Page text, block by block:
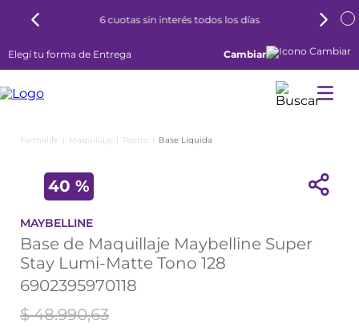
6 cuotas sin interés todos los días
Elegí tu forma de Entrega Cambiar
Maquillaje Rostro Base Liquida
40 %
MAYBELLINE
Base de Maquillaje Maybelline Super
Stay Lumi-Matte Tono 128
6902395970118
$ 48.990,63